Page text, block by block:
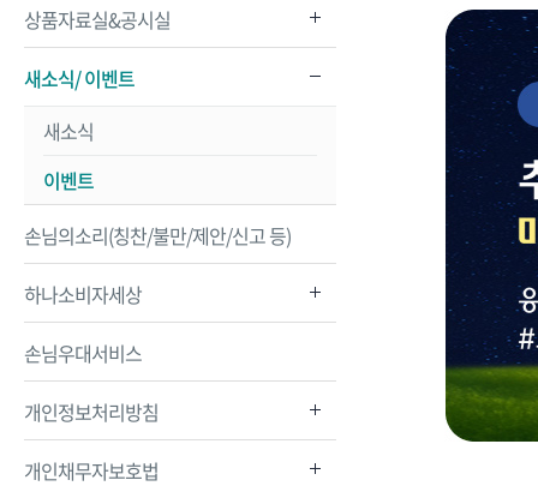
상품자료실&공시실
새소식/ 이벤트
새소식
이벤트
손님의소리(칭찬/불만/제안/신고 등)
하나소비자세상
손님우대서비스
개인정보처리방침
개인채무자보호법